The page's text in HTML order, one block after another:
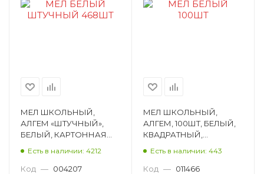
МЕЛ ШКОЛЬНЫЙ,
АЛГЕМ «ШТУЧНЫЙ»,
БЕЛЫЙ, КАРТОННАЯ
Есть в наличии: 4212
Код — 004207
МЕЛ ШКОЛЬНЫЙ,
АЛГЕМ, 100ШТ, БЕЛЫЙ,
КВАДРАТНЫЙ,
МШБ-100
Есть в наличии: 443
Код — 011466